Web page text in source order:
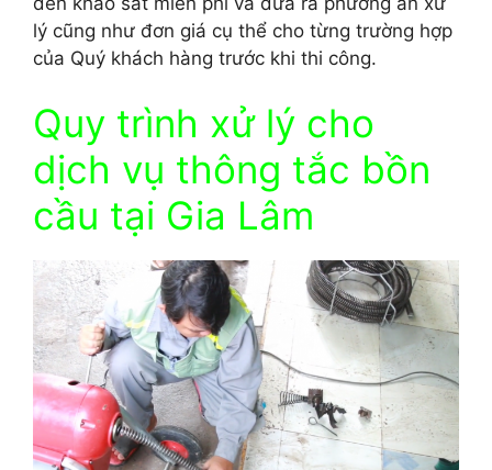
lý cũng như đơn giá cụ thể cho từng trường hợp
của Quý khách hàng trước khi thi công.
Quy trình xử lý cho
dịch vụ thông tắc bồn
cầu tại Gia Lâm